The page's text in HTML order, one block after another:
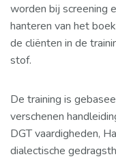
worden bij screening
hanteren van het
de cliënten in de
stof.
De training is
verschenen
DGT vaardigheden,
dialectische